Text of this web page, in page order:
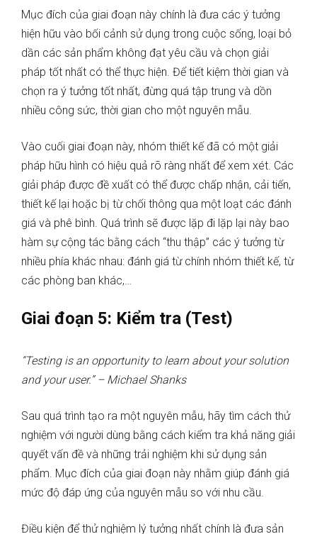
Mục đích của giai đoạn này chính là đưa các ý tưởng
hiện hữu vào bối cảnh sử dụng trong cuộc sống, loại bỏ
dần các sản phẩm không đạt yêu cầu và chọn giải
pháp tốt nhất có thể thực hiện. Để tiết kiệm thời gian và
chọn ra ý tưởng tốt nhất, đừng quá tập trung và dồn
nhiều công sức, thời gian cho một nguyên mẫu.
Vào cuối giai đoạn này, nhóm thiết kế đã có một giải
pháp hữu hình có hiệu quả rõ ràng nhất để xem xét. Các
giải pháp được đề xuất có thể được chấp nhận, cải tiến,
thiết kế lại hoặc bị từ chối thông qua một loạt các đánh
giá và phê bình. Quá trình sẽ được lặp đi lặp lại này bao
hàm sự cộng tác bằng cách “thu thập” các ý tưởng từ
nhiều phía khác nhau: đánh giá từ chính nhóm thiết kế, từ
các phòng ban khác,…
Giai đoạn 5: Kiểm tra (Test)
“Testing is an opportunity to learn about your solution
and your user.” – Michael Shanks
Sau quá trình tạo ra một nguyên mẫu, hãy tìm cách thử
nghiệm với người dùng bằng cách kiểm tra khả năng giải
quyết vấn đề và những trải nghiệm khi sử dụng sản
phẩm. Mục đích của giai đoạn này nhằm giúp đánh giá
mức độ đáp ứng của nguyên mẫu so với nhu cầu.
Điều kiện để thử nghiệm lý tưởng nhất chính là đưa sản